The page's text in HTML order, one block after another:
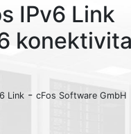
IPv6 Link
Link - cFos SoftwareGmbH